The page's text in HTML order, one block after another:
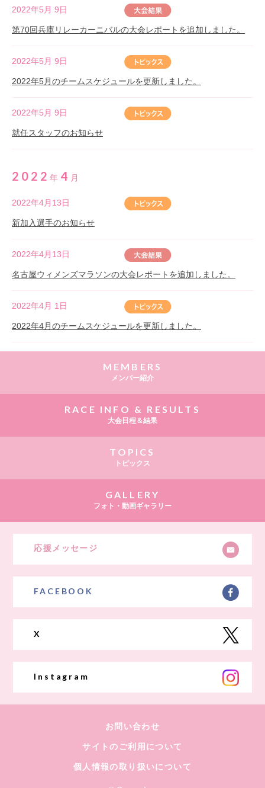
2022年5月 9日
第70回兵庫リレーカーニバルの大会レポートを追加しました。
2022年5月 9日
2022年5月のチームスケジュールを更新しました。
2022年5月 9日
就任スタッフのお知らせ
2022 年4 月
2022年4月13日
新加入選手のお知らせ
2022年4月13日
名古屋ウィメンズマラソンの大会レポートを追加しました。
2022年4月 1日
2022年4月のチームスケジュールを更新しました。
MEMBERS
メンバー紹介
RACE INFO & RESULTS
大会日程＆結果
TOPICS
トピックス
GALLERY
フォト・動画ギャラリー
応援メッセージ
FACEBOOK
X
Instagram
お問い合わせ
サイトのご利用について
個人情報の取り扱いについて